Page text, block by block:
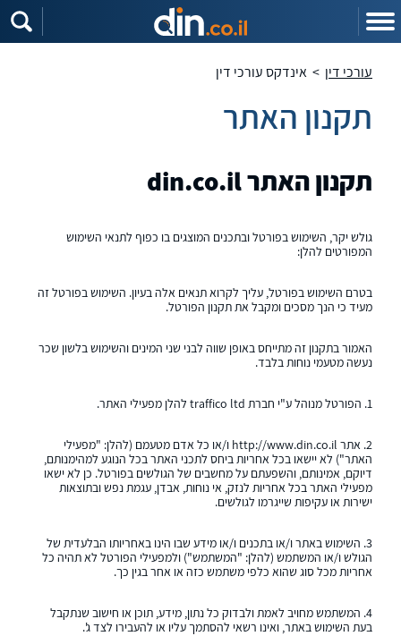
עורכי דין > אינדקס עורכי דין
תקנון האתר
תקנון האתרdin.co.il
גולש יקר, השימוש בפורטל ובתכנים המוצגים בו כפוף לתנאי השימוש
המפורטים להלן:
בטרם השימוש בפורטל, עליך לקרוא תנאים אלה בעיון. השימוש בפורטל זה
מעיד כי הנך מסכים ומקבל את תקנון הפורטל.
האמור בתקנון זה מתייחס באופן שווה לבני שני המינים והשימוש בלשון שכר
נעשה מטעמי נוחות בלבד.
1. הפורטל מנוהל ע"י חברת traffico ltd להלן מפעילי האתר.
2. אתר http://www.din.co.il ו/או כל אדם מטעמם (להלן: "מפעילי
האתר") לא יישאו בכל אחריות ביחס לתכני האתר בכל הנוגע למהימנותם,
דיוקם, אמינותם, והשפעתם על מחשבים של הגולשים בפורטל. כן לא ישאו
מפעילי האתר בכל אחריות לנזק, אי נוחות, אבדן, עגמת נפש ובתוצאות
ישירות או עקיפות שייגרמו לגולשים.
3. השימוש באתר ו/או בתכנים ו/או מידע שבו הינו באחריותו הבלעדית של
הגולש ו/או המשתמש (להלן: "המשתמש") ולמפעילי הפורטל לא תהיה כל
אחריות מכל סוג שהוא כלפי משתמש כזה או אחר בגין כך.
4. המשתמש מחויב לאמת ולבדוק כל נתון, מידע, תוכן או חישוב שנתקבל
בעת השימוש באתר, ואינו רשאי להסתמך עליו או להעבירו לצד ג'.